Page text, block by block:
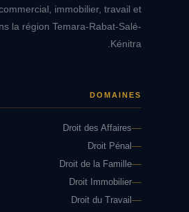
immobilier, travail et
la région Temara-Rabat-Salé-
Kénitra.
DOMAINES
Droit des Affaires
Droit Pénal
Droit de la Famille
Droit Immobilier
Droit du Travail